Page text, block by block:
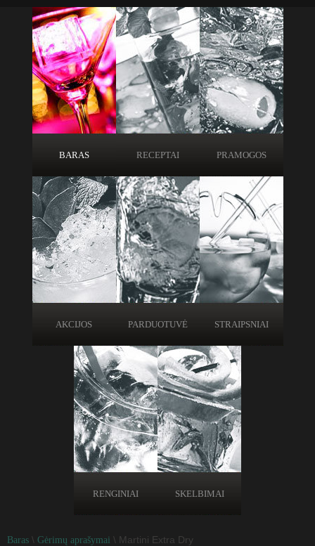
BARAS RECEPTAI PRAMOGOS
AKCIJOS PARDUOTUVĖ STRAIPSNIAI
RENGINIAI SKELBIMAI
Baras \ Gėrimų aprašymai \ Martini Extra Dry